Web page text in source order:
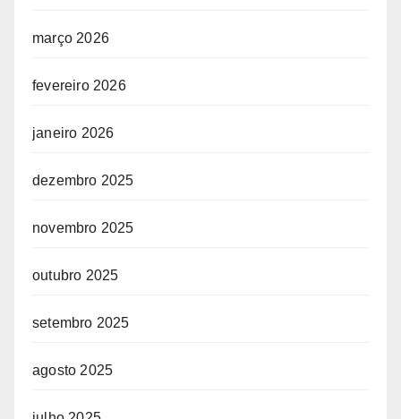
março 2026
fevereiro 2026
janeiro 2026
dezembro 2025
novembro 2025
outubro 2025
setembro 2025
agosto 2025